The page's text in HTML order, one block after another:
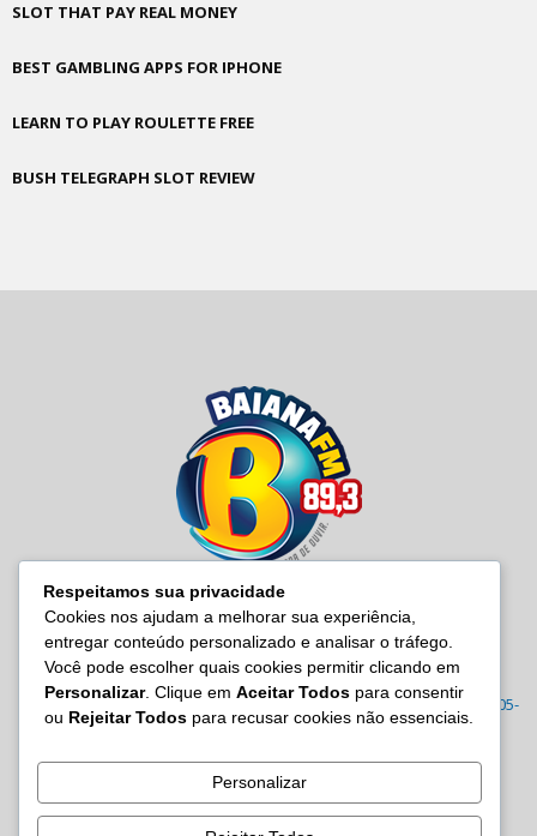
SLOT THAT PAY REAL MONEY
BEST GAMBLING APPS FOR IPHONE
LEARN TO PLAY ROULETTE FREE
BUSH TELEGRAPH SLOT REVIEW
Radio Baiana FM 89,3 Rua Joana Angélica, 395 – Malembá, CEP: 43805-
570 Tel.: (71) 3605-7814/7815/3122-0022
Contato:site@baianafm.com.br
Respeitamos sua privacidade
Cookies nos ajudam a melhorar sua experiência,
entregar conteúdo personalizado e analisar o tráfego.
Você pode escolher quais cookies permitir clicando em
Personalizar. Clique em Aceitar Todos para consentir
ou Rejeitar Todos para recusar cookies não essenciais.
Personalizar